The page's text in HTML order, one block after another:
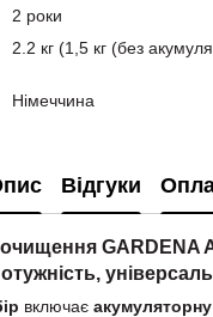
2 роки
2.2 кг (1,5 кг (без
Німеччина
Відгуки
GARDENA
включає